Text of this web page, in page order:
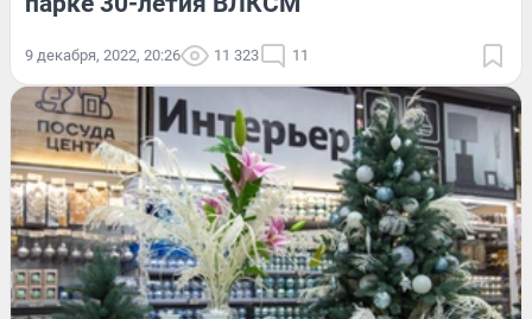
9 декабря, 2022, 20:26 11 323 11